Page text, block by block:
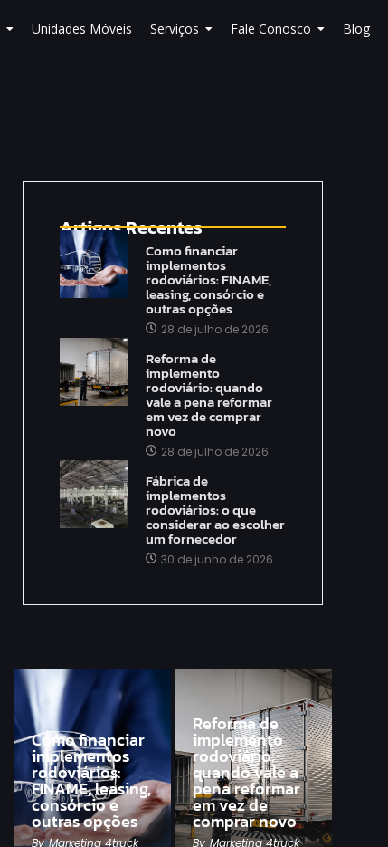
Unidades Móveis Serviços Fale Conosco Blog
Artigos Recentes
Como financiar
implementos
rodoviários: FINAME,
leasing, consórcio e
outras opções
28 de julho de 2026
Reforma de
implemento
rodoviário: quando
vale a pena reformar
em vez de comprar
novo
28 de julho de 2026
Fábrica de
implementos
rodoviários: o que
considerar ao escolher
um fornecedor
30 de junho de 2026
Como financiar
implementos
rodoviários:
FINAME, leasing,
consórcio e
outras opções
By Marketing 4truck
Reforma de
implemento
rodoviário:
quando vale a
pena reformar
em vez de
comprar novo
By Marketing 4truck